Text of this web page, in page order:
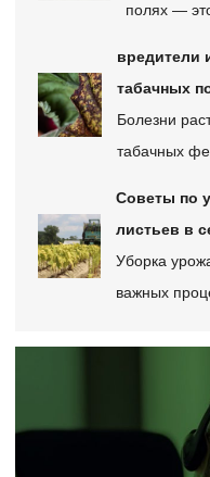
полях —
вредители
табачных
Болезни
табачных
Советы по
листьев в
Уборка
важных